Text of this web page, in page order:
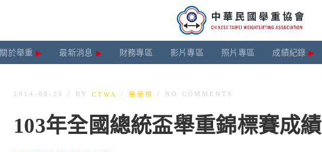
關於舉重 最新消息 財務專區 影片專區 照片專區 成績紀錄
2014-08-26 / BY CTWA / 榮譽榜 / NO COMMENTS
103年全國總統盃舉重錦標賽成績